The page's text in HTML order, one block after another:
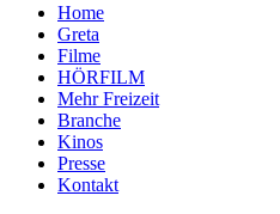
Home
Greta
Filme
HÖRFILM
Mehr Freizeit
Branche
Kinos
Presse
Kontakt